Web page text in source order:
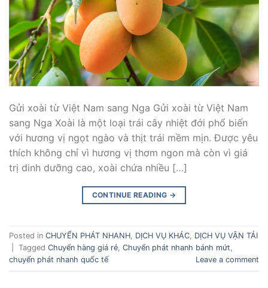
Gửi xoài từ Việt Nam sang Nga Gửi xoài từ Việt Nam
sang Nga Xoài là một loại trái cây nhiệt đới phổ biến
với hương vị ngọt ngào và thịt trái mềm mịn. Được yêu
thích không chỉ vì hương vị thơm ngon mà còn vì giá
trị dinh dưỡng cao, xoài chứa nhiều […]
CONTINUE READING →
Posted in CHUYỂN PHÁT NHANH, DỊCH VỤ KHÁC, DỊCH VỤ VẬN TẢI
Tagged Chuyển hàng giá rẻ, Chuyển phát nhanh bánh mứt,
chuyển phát nhanh quốc tế
Leave a comment